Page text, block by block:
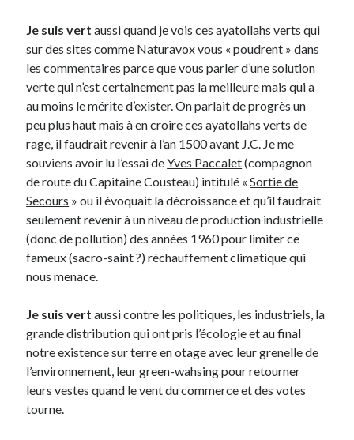
Non classé
Parole de Follower
Patchwork
Photos
Post inutile
Proust
Sons
Sorties cuculturelles
Tavukoi
Vidéos
Je suis vert aussi quand je vois ces ayatollahs verts qui
sur des sites comme Naturavoxvous « poudrent » dans
les commentaires parce que vous parler d’une solution
verte qui n’est certainement pas la meilleure mais qui a
au moins le mérite d’exister. On parlait de progrès un
peu plus haut mais à en croire ces ayatollahs verts de
rage, il faudrait revenir à l’an 1500 avant J.C. Je me
souviens avoir lu l’essai deYves Paccalet(compagnon
de route du Capitaine Cousteau) intitulé «Sortie de
Secours » ou il évoquait la décroissance et qu’il faudrait
seulement revenir à un niveau de production industrielle
(donc de pollution) des années 1960 pour limiter ce
fameux (sacro-saint ?) réchauffement climatique qui
nous menace.
Je suis vert aussi contre les politiques, les industriels, la
grande distribution qui ont pris l’écologie et au final
notre existence sur terre en otage avec leur grenelle de
l’environnement, leur green-wahsing pour retourner
leurs vestes quand le vent du commerce et des votes
tourne.